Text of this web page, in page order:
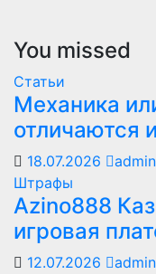
You missed
Статьи
Механика
отличаются
18.07.2026
admin
Штрафы
Azino888
игровая
12.07.2026
admin